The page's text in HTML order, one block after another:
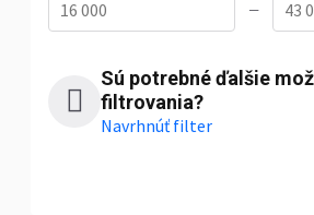
—
Sú potrebné ďalšie
filtrovania?
Navrhnúť filter